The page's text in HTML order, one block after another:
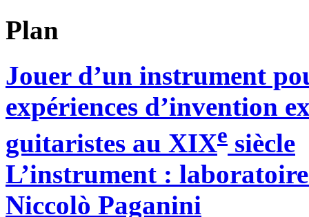
Plan
Jouer d’un instrument
expériences d’invention
guitaristes au XIXe siècle
L’instrument :
Niccolò Paganini